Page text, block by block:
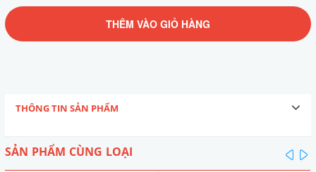
THÊM VÀO GIỎ HÀNG
THÔNG TIN SẢN PHẨM
SẢN PHẨM CÙNG LOẠI